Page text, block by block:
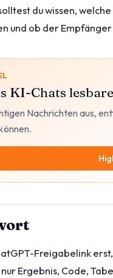
du wissen,
und ob der
KI-Chats
Nachrichten aus,
Freigabelink
Ergebnis, Code,